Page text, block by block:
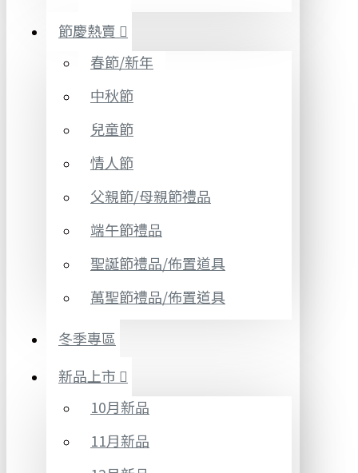
節慶熱賣
春節/新年
中秋節
兒童節
情人節
父親節/母親節禮品
端午節禮品
聖誕節禮品/佈置道具
萬聖節禮品/佈置道具
冬季專區
新品上市
10月新品
11月新品